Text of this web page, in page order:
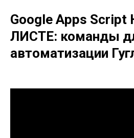
Google Apps
ЛИСТЕ: команды
автоматизации